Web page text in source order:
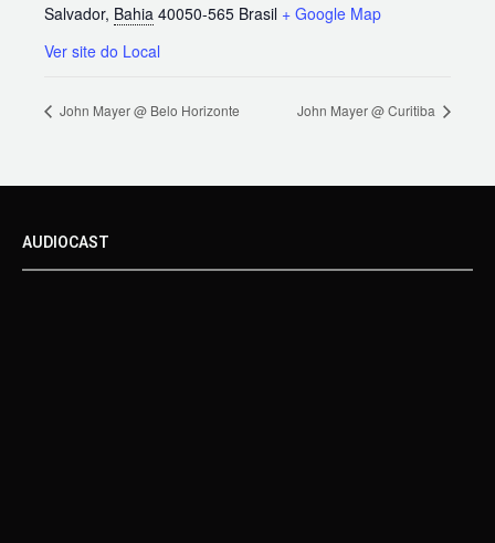
Salvador, Bahia 40050-565 Brasil + Google Map
Ver site do Local
John Mayer @ Belo Horizonte John Mayer @ Curitiba
AUDIOCAST